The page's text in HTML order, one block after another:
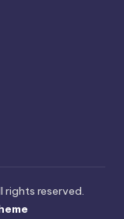
rights reserved.